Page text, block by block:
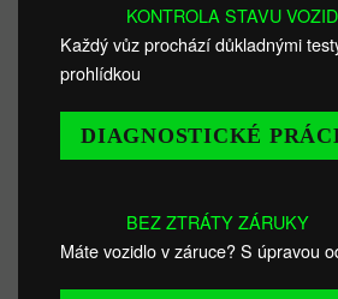
KONTROLA STAVU
Každý vůz prochází důkladnými
prohlídkou
DIAGNOSTICKÉ
BEZ ZTRÁTY ZÁRUKY
Máte vozidlo v záruce? S úpravou